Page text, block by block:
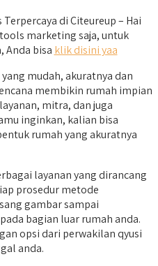
di Citeureup – Hai
marketing saja, untuk
Anda bisa klik disini yaa
mudah, akuratnya dan
membikin rumah impian
mitra, dan juga
inginkan, kalian bisa
rumah yang akuratnya
layanan yang dirancang
prosedur metode
gambar sampai
bagian luar rumah anda.
opsi dari perwakilan qyusi
anda.